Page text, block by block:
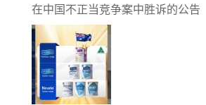
在中国不正当竞争案中胜诉的公告